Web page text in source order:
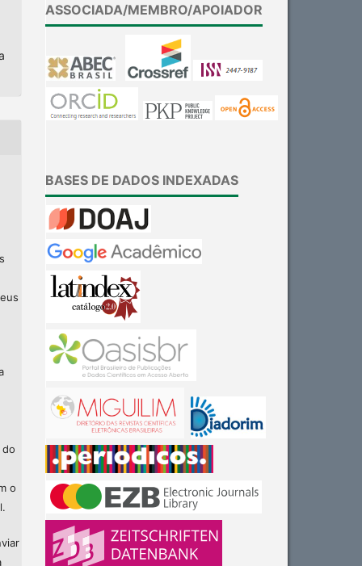
o
ASSOCIADA/MEMBRO/APOIADOR
BASES DE DADOS INDEXADAS